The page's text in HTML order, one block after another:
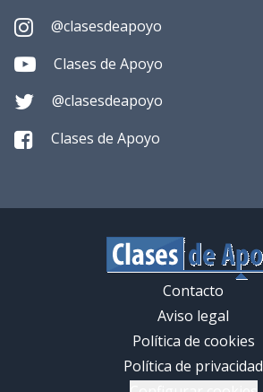
@clasesdeapoyo
Clases de Apoyo
@clasesdeapoyo
Clases de Apoyo
Contacto
Aviso legal
Política de cookies
Política de privacidad